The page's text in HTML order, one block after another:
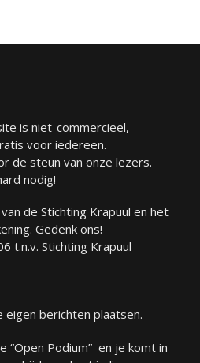
is niet-commercieel,
voor iedereen.
de steun van onze lezers.
nodig!
de Stichting Krapuul en het
Gedenk ons!
t.n.v. Stichting Krapuul
eigen berichten plaatsen.
“Open Podium” en je komt in